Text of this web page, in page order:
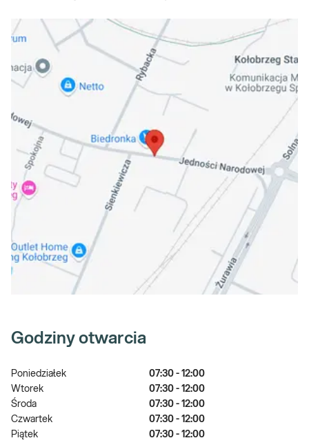
Godziny otwarcia
Poniedziałek
07:30 - 12:00
Wtorek
07:30 - 12:00
Środa
07:30 - 12:00
Czwartek
07:30 - 12:00
Piątek
07:30 - 12:00